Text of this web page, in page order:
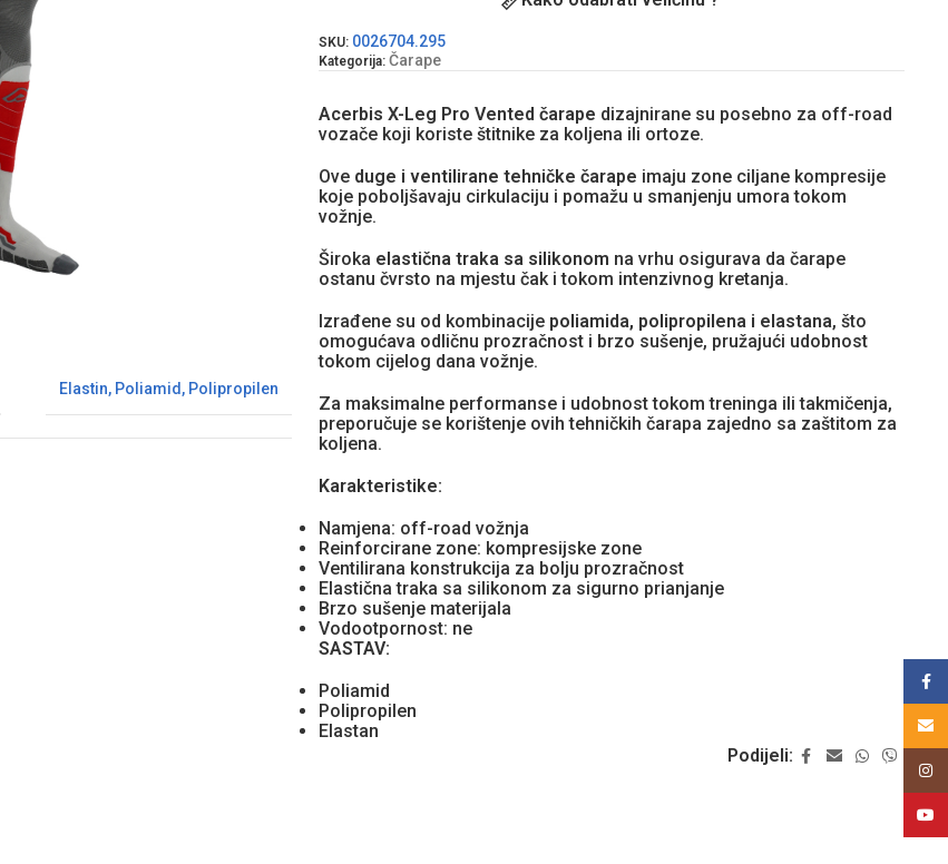
Elastin, Poliamid, Polipropilen
SKU: 0026704.295
Kategorija: Čarape
Acerbis X-Leg Pro Vented čarape dizajnirane su posebno za off-road
vozače koji koriste štitnike za koljena ili ortoze.
Ove duge i ventilirane tehničke čarape imaju zone ciljane kompresije
koje poboljšavaju cirkulaciju i pomažu u smanjenju umora tokom
vožnje.
Široka elastična traka sa silikonom na vrhu osigurava da čarape
ostanu čvrsto na mjestu čak i tokom intenzivnog kretanja.
Izrađene su od kombinacije poliamida, polipropilena i elastana, što
omogućava odličnu prozračnost i brzo sušenje, pružajući udobnost
tokom cijelog dana vožnje.
Za maksimalne performanse i udobnost tokom treninga ili takmičenja,
preporučuje se korištenje ovih tehničkih čarapa zajedno sa zaštitom za
koljena.
Karakteristike:
Namjena: off-road vožnja
Reinforcirane zone: kompresijske zone
Ventilirana konstrukcija za bolju prozračnost
Elastična traka sa silikonom za sigurno prianjanje
Brzo sušenje materijala
Vodootpornost: ne
SASTAV:
Poliamid
Polipropilen
Elastan
Podijeli:
Email